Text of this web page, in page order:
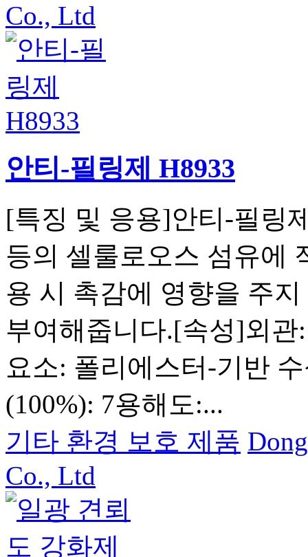
Co., Ltd
안티-필링제 H8933
[특징 및 응용]안티-필링
등의 셀룰로오스 섬유에
용 시 촉감에 영향을 주
부여해줍니다.[속성]외
요소: 폴리에스터-기반
(100%): 7용해도:...
기타 환경 보호 제품
Co., Ltd